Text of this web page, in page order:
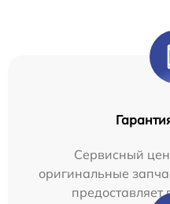
Сервисный
оригинальные
предоставляет